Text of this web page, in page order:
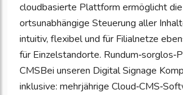
cloudbasierte Plattform ermöglicht
ortsunabhängige Steuerung aller
intuitiv, flexibel und für Filialnetze
für Einzelstandorte.
CMSBei unseren Digital Signage
inklusive: mehrjährige